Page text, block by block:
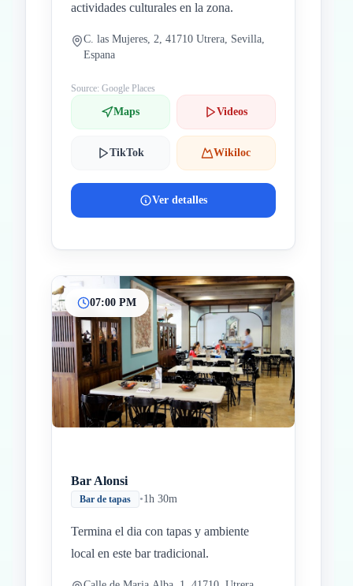
actividades culturales en la zona.
C. las Mujeres, 2, 41710 Utrera, Sevilla,
Espana
Source: Google Places
Maps Videos
TikTok Wikiloc
Ver detalles
07:00 PM
Bar Alonsi
Bar de tapas •1h 30m
Termina el dia con tapas y ambiente
local en este bar tradicional.